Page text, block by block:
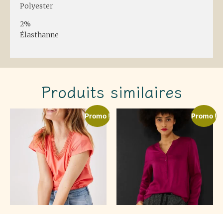
Polyester
2%
Élasthanne
Produits similaires
Promo ! Promo !